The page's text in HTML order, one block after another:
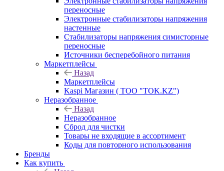
переносные
Электронные стабилизаторы напряжения
настенные
Стабилизаторы напряжения симисторные
переносные
Источники бесперебойного питания
Маркетплейсы
Назад
Маркетплейсы
Kaspi Магазин ( ТОО "TOK.KZ")
Неразобранное
Назад
Неразобранное
Сброд для чистки
Товары не входящие в ассортимент
Коды для повторного использования
Бренды
Как купить